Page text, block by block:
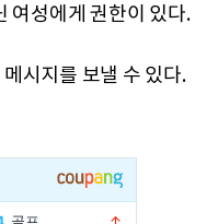
여성에게 권한이 있다.
시지를 보낼 수 있다.